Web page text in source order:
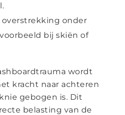
onder
bij skiën of
wordt
kracht naar achteren
gebogen is. Dit
belasting van de